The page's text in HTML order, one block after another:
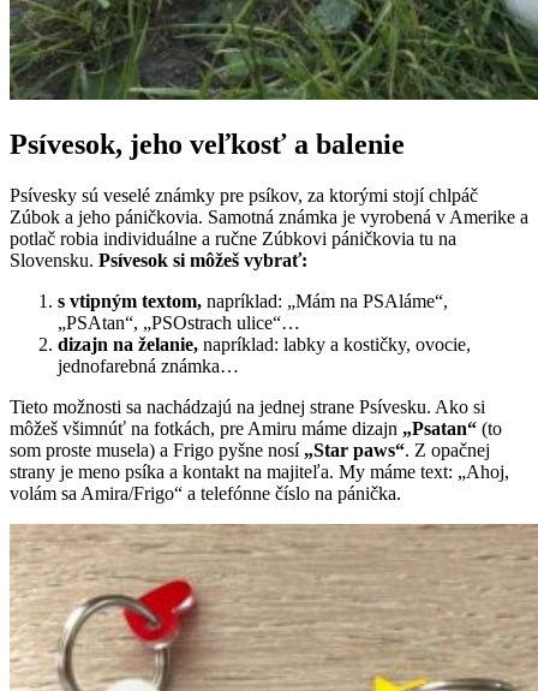
Psívesok, jeho veľkosť a balenie
Psívesky sú veselé známky pre psíkov, za ktorými stojí chlpáč
Zúbok a jeho páničkovia. Samotná známka je vyrobená v Amerike a
potlač robia individuálne a ručne Zúbkovi páničkovia tu na
Slovensku. Psívesok si môžeš vybrať:
s vtipným textom, napríklad: „Mám na PSAláme“,
„PSAtan“, „PSOstrach ulice“…
dizajn na želanie, napríklad: labky a kostičky, ovocie,
jednofarebná známka…
Tieto možnosti sa nachádzajú na jednej strane Psívesku. Ako si
môžeš všimnúť na fotkách, pre Amiru máme dizajn „Psatan“ (to
som proste musela) a Frigo pyšne nosí „Star paws“. Z opačnej
strany je meno psíka a kontakt na majiteľa. My máme text: „Ahoj,
volám sa Amira/Frigo“ a telefónne číslo na pánička.